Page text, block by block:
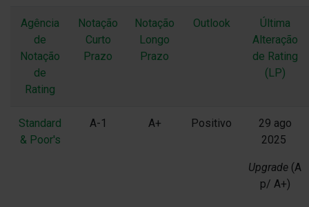
Agência
de
Notação
de
Rating
Notação
Curto
Prazo
Notação
Longo
Prazo
Outlook
Última
Alteração
de Rating
(LP)
Standard
& Poor's
A-1 A+ Positivo
29 ago
2025
Upgrade (A
p/ A+)